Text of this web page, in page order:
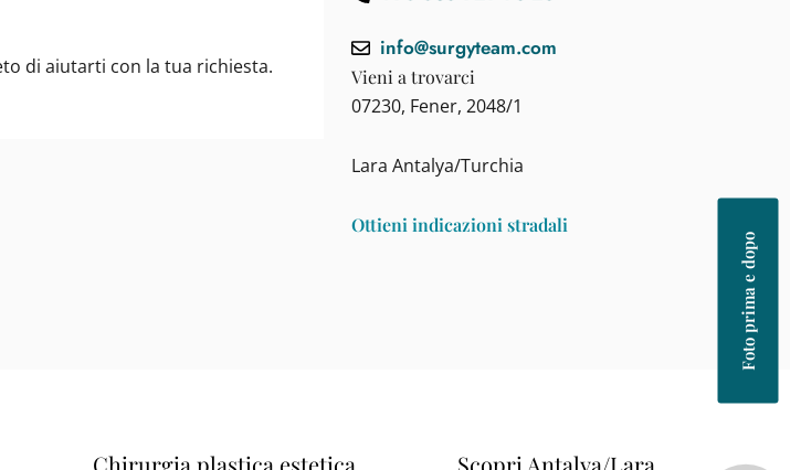
di aiutarti con la tua richiesta.
info@surgyteam.com
Vieni a trovarci
07230, Fener, 2048/1
Lara Antalya/Turchia
Ottieni indicazioni stradali
Foto prima e dopo